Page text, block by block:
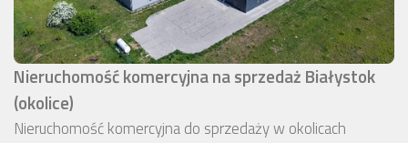
Nieruchomość komercyjna na sprzedaż Białystok
(okolice)
Nieruchomość komercyjna do sprzedaży w okolicach